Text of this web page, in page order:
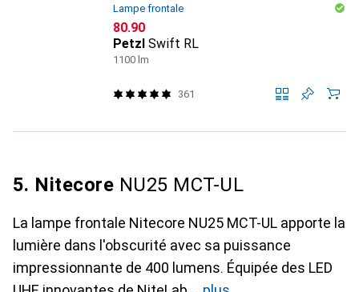
Lampe frontale
CHF
80.90
Petzl Swift RL
1100 lm
361
5. Nitecore NU25 MCT-UL
La lampe frontale Nitecore NU25 MCT-UL apporte la
lumière dans l'obscurité avec sa puissance
impressionnante de 400 lumens. Équipée des LED